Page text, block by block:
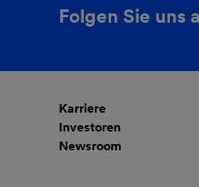
Folgen Sie uns
Karriere
Investoren
Newsroom